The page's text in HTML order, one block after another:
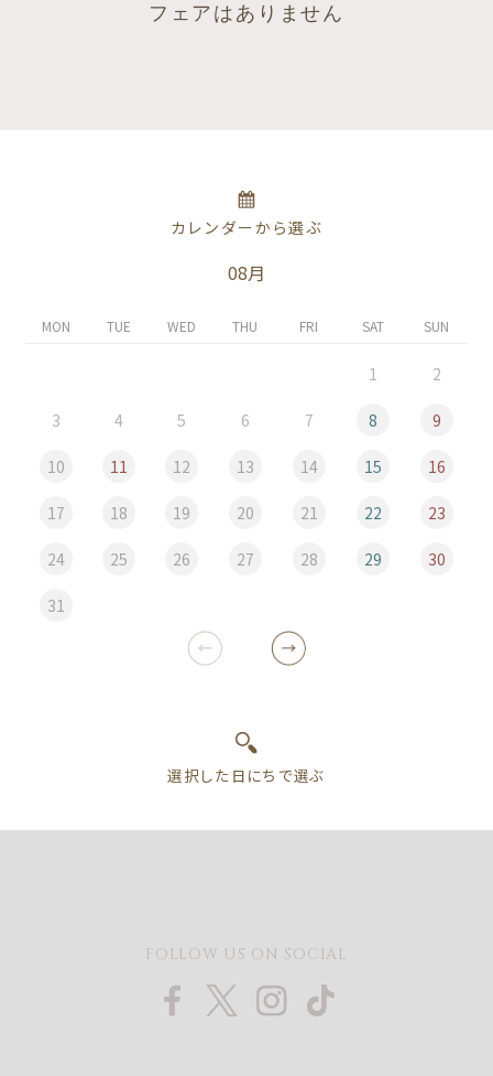
フェアはありません
カレンダーから選ぶ
08月
MON TUE WED THU FRI SAT SUN
1 2
3 4 5 6 7 8 9
10 11 12 13 14 15 16
17 18 19 20 21 22 23
24 25 26 27 28 29 30
31
FOLLOW US ON SOCIAL